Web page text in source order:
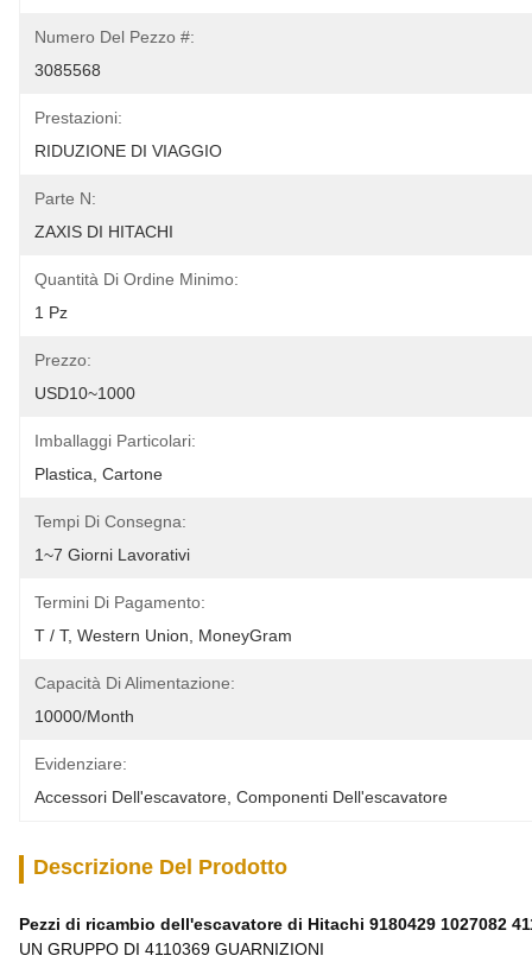
Numero Del Pezzo #:
3085568
Prestazioni:
RIDUZIONE DI VIAGGIO
Parte N:
ZAXIS DI HITACHI
Quantità Di Ordine Minimo:
1 Pz
Prezzo:
USD10~1000
Imballaggi Particolari:
Plastica, Cartone
Tempi Di Consegna:
1~7 Giorni Lavorativi
Termini Di Pagamento:
T / T, Western Union, MoneyGram
Capacità Di Alimentazione:
10000/month
Evidenziare:
Accessori Dell'escavatore Componenti Dell'escavatore
Descrizione Del Prodotto
Pezzi di ricambio dell'escavatore di Hitachi 9180429 1027082
UN GRUPPO DI 4110369 GUARNIZIONI